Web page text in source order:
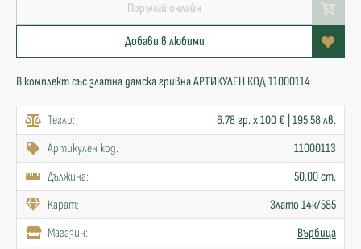
Поръчай онлайн
Добави в любими
В комплект със златна дамска гривна АРТИКУЛЕН КОД 11000114
Тегло:
6.78 гр. x 100 € | 195.58 лв.
Артикулен код:
11000113
Дължина:
50.00 cm.
Карат:
Злато 14к/585
Mагазин:
Върбица